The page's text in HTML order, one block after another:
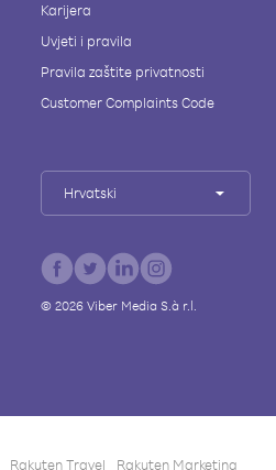
Karijera
Uvjeti i pravila
Pravila zaštite privatnosti
Customer Complaints Code
Hrvatski
© 2026Viber Media S.à r.l.
Rakuten Travel Rakuten Marketing